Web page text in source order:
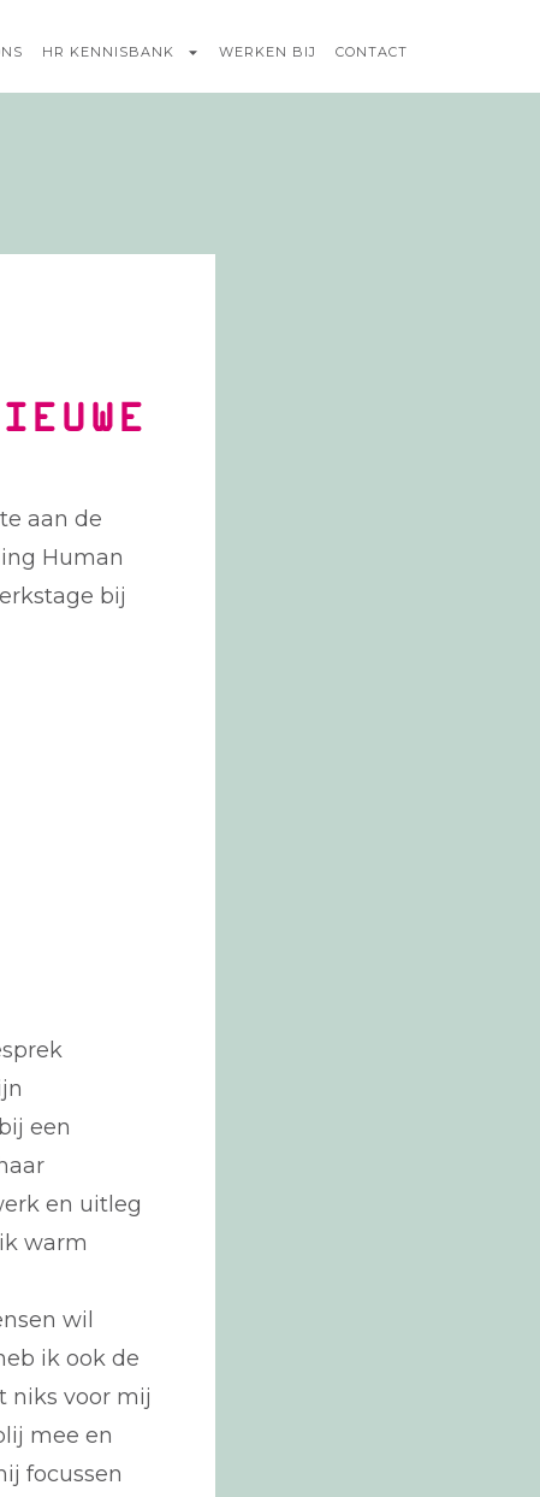
HR KENNISBANK WERKEN BIJ CONTACT
aan de
Human
bij
een
en uitleg
warm
wil
ik ook de
niks voor mij
mee en
focussen